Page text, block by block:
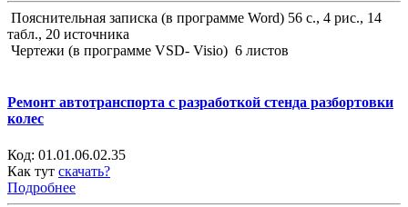
Пояснительная записка (в программе Word) 56 с., 4 рис., 14
табл., 20 источника
Чертежи (в программе VSD- Visio) 6 листов
Ремонт автотранспорта с разработкой стенда разбортовки
колес
Код: 01.01.06.02.35
Как тут скачать?
Подробнее